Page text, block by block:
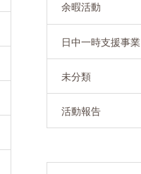
余暇活動
日中一時支援事業
未分類
活動報告